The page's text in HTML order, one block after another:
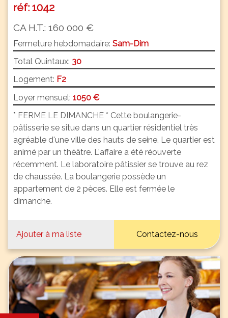
réf: 1042
CA H.T.: 160 000 €
Fermeture hebdomadaire: Sam-Dim
Total Quintaux: 30
Logement: F2
Loyer mensuel: 1050 €
* FERME LE DIMANCHE * Cette boulangerie-
pâtisserie se situe dans un quartier résidentiel très
agréable d'une ville des hauts de seine. Le quartier est
animé par un théâtre. L'affaire a été réouverte
récemment. Le laboratoire pâtissier se trouve au rez
de chaussée. La boulangerie possède un
appartement de 2 pèces. Elle est fermée le
dimanche.
Ajouter à ma liste Contactez-nous